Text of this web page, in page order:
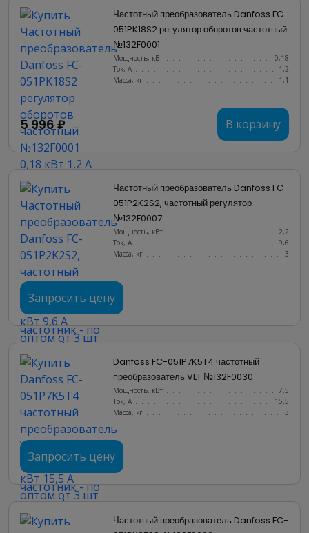
Частотный преобразователь Danfoss FC-
051PK18S2 регулятор оборотов частотный
№132F0001
Мощность, кВт
0,18
Ток, А
1,2
Масса, кг
1,1
5 996 ₽ В корзину
Частотный преобразователь Danfoss FC-
051P2K2S2, частотный регулятор
№132F0007
Мощность, кВт
2,2
Ток, А
9,6
Масса, кг
3
Запросить цену
Danfoss FC-051P7K5T4 частотный
преобразователь VLT №132F0030
Мощность, кВт
7,5
Ток, А
15,5
Масса, кг
3
Запросить цену
Частотный преобразователь Danfoss FC-